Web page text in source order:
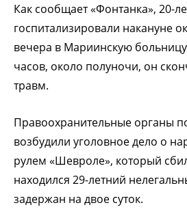
Как сообщает «Фонтанка», 20-
госпитализировали накануне
вечера в Мариинскую
часов, около полуночи, он
травм.
Правоохранительные органы
возбудили уголовное дело о
рулем «Шевроле», который
находился 29-летний
задержан на двое суток.